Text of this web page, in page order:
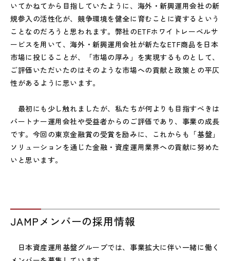
いてかねてから目指していたように、海外・新興運用会社の新
規参入の活性化が、競争環境を健全に育むことに資するという
ことなのだろうと思われます。弊社のETFホワイトレーベルサ
ービスを用いて、海外・新興運用会社が新たなETF商品を日本
市場に投じることが、「市場の厚み」を実現するものとして、
ご評価いただいたのはそのような市場への貢献と政策との平仄
性があるように思います。
最初にも少し触れましたが、私たちが何よりも目指すべきは
パートナー運用会社や受益者からのご評価であり、事業の成長
です。今回の東京金融賞の受賞を励みに、これからも「基盤」
ソリューションを通じた金融・資産運用業界への貢献に努めた
いと思います。
JAMPメンバーの採用情報
日本資産運用基盤グループでは、事業拡大に伴い一緒に働く